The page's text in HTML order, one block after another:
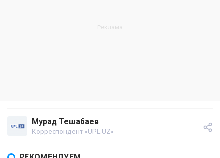
Мурад Тешабаев
Корреспондент «UPL.UZ»